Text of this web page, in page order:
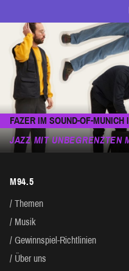
FAZER IM SOUND-OF-MUNICH
JAZZ MIT UNBEGRENZTEN
M94.5
Themen
Musik
Gewinnspiel-Richtlinien
Über uns